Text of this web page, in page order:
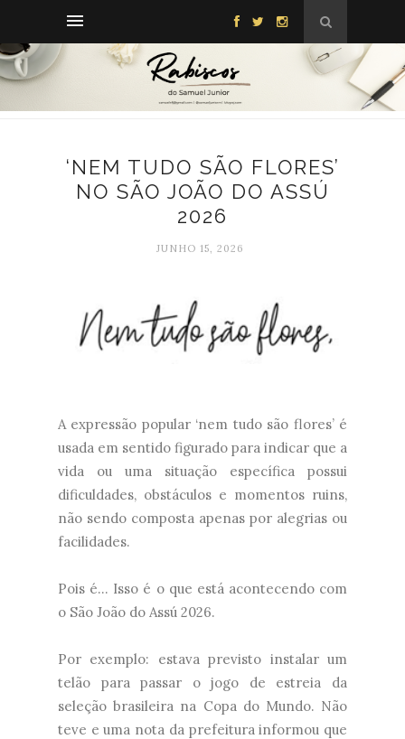
‘NEM TUDO SÃO FLORES’
NO SÃO JOÃO DO ASSÚ
2026
JUNHO 15, 2026
A expressão popular ‘nem tudo são flores’ é
usada em sentido figurado para indicar que a
vida ou uma situação específica possui
dificuldades, obstáculos e momentos ruins,
não sendo composta apenas por alegrias ou
facilidades.
Pois é... Isso é o que está acontecendo com
o São João do Assú 2026.
Por exemplo: estava previsto instalar um
telão para passar o jogo de estreia da
seleção brasileira na Copa do Mundo. Não
teve e uma nota da prefeitura informou que